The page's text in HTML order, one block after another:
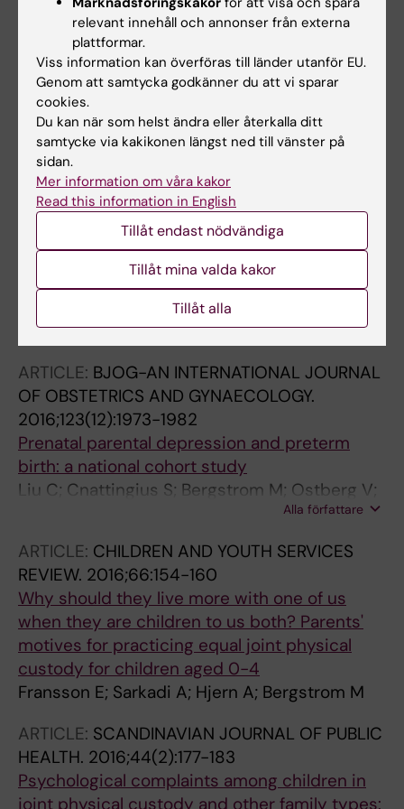
Residence - the Swedish Example
Fransson E; Laftman SB; Ostberg V; Hjern A;
Bergstrom M
Alla författare
ARTICLE:
Self-esteem in children in joint physical
custody and other living arrangements
Turunen J; Fransson E; Bergstrom M
ARTICLE:ACTA PAEDIATRICA.
2017;106(8):1302-1308
Swedish child health nurses treat fathers
more equally in 2014 than 2004, but mothers
remain their primary focus
Wells MB; Massoudi P; Bergstrom M
ARTICLE: BJOG-AN INTERNATIONAL JOURNAL
OF OBSTETRICS AND GYNAECOLOGY.
2016;123(12):1973-1982
Prenatal parental depression and preterm
birth: a national cohort study
Liu C; Cnattingius S; Bergstrom M; Ostberg V;
Alla författare
ARTICLE: CHILDREN AND YOUTH SERVICES
REVIEW. 2016;66:154-160
Why should they live more with one of us
when they are children to us both? Parents'
motives for practicing equal joint physical
custody for children aged 0-4
Fransson E; Sarkadi A; Hjern A; Bergstrom M
ARTICLE: SCANDINAVIAN JOURNAL OF PUBLIC
HEALTH. 2016;44(2):177-183
Psychological complaints among children in
joint physical custody and other family types:
relevant innehåll och annonser från externa
plattformar.
Viss information kan överföras till länder utanför EU.
Genom att samtycka godkänner du att vi sparar
cookies.
Du kan när som helst ändra eller återkalla ditt
samtycke via kakikonen längst ned till vänster på
sidan.
Mer information om våra kakor
Read this information in English
Tillåt endast nödvändiga
Tillåt mina valda kakor
Tillåt alla